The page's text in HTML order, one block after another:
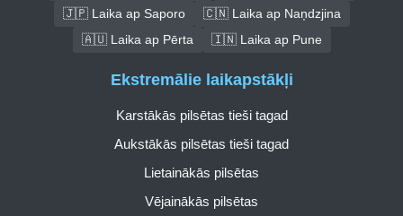
🇯🇵 Laika ap Saporo
🇨🇳 Laika ap Naņdzjina
🇦🇺 Laika ap Pērta
🇮🇳 Laika ap Pune
Ekstremālie laikapstākļi
Karstākās pilsētas tieši tagad
Aukstākās pilsētas tieši tagad
Lietainākās pilsētas
Vējainākās pilsētas